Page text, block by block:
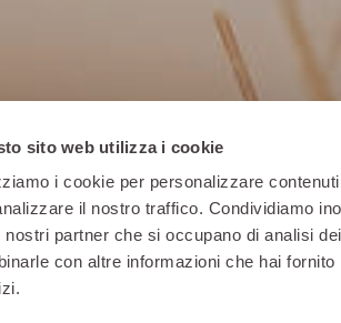
sito web utilizza i cookie
i cookie per personalizzare
il nostro traffico. Condividiamo
nostri partner che si occupano di analisi
con altre informazioni che hai